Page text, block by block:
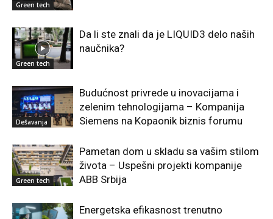
Green tech
Green tech
Da li ste znali da je LIQUID3 delo naših
naučnika?
Dešavanja
Budućnost privrede u inovacijama i
zelenim tehnologijama – Kompanija
Siemens na Kopaonik biznis forumu
Green tech
Pametan dom u skladu sa vašim stilom
života – Uspešni projekti kompanije
ABB Srbija
Energetska efikasnost trenutno